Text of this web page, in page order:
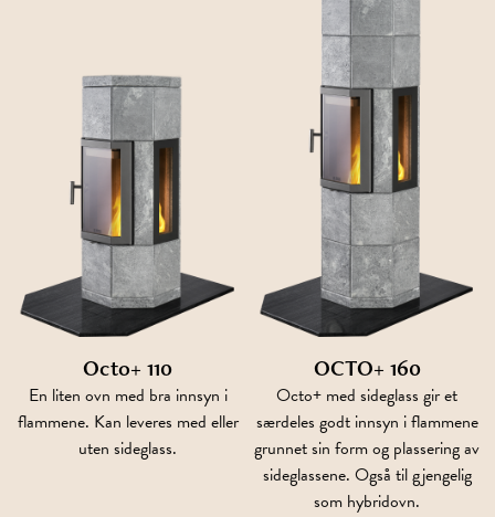
Octo+ 110
En liten ovn med bra innsyn i
flammene. Kan leveres med eller
uten sideglass.
OCTO+ 160
Octo+ med sideglass gir et
særdeles godt innsyn i flammene
grunnet sin form og plassering av
side­glassene. Også til gjengelig
som hybridovn.